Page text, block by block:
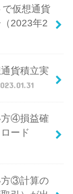
仮想通貨
2023年2
貨積立実
方④損益確
ード
方③計算の